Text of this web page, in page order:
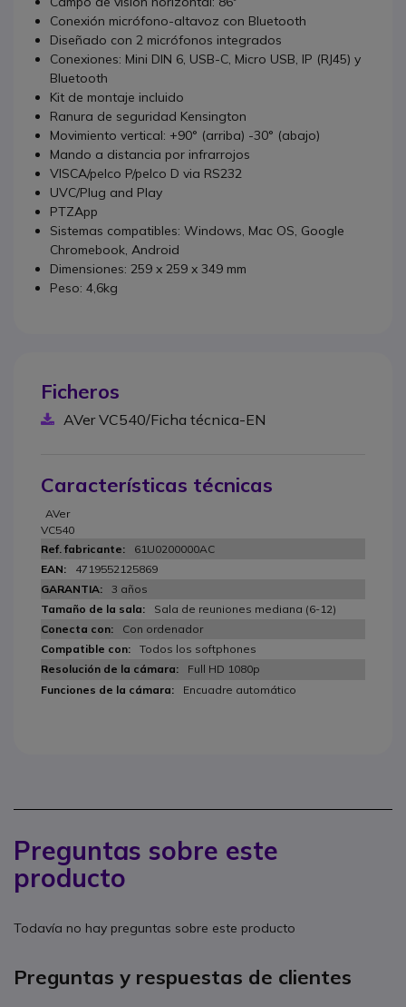
Conexión micrófono-altavoz con Bluetooth
Diseñado con 2 micrófonos integrados
Conexiones: Mini DIN 6, USB-C, Micro USB, IP (RJ45) y
Bluetooth
Kit de montaje incluido
Ranura de seguridad Kensington
Movimiento vertical: +90° (arriba) -30° (abajo)
Mando a distancia por infrarrojos
VISCA/pelco P/pelco D via RS232
UVC/Plug and Play
PTZApp
Sistemas compatibles: Windows, Mac OS, Google
Chromebook, Android
Dimensiones: 259 x 259 x 349 mm
Peso: 4,6kg
Ficheros
AVer VC540/Ficha técnica-EN
Características técnicas
AVer
VC540
61U0200000AC
4719552125869
3 años
Sala de reuniones mediana (6-12)
Con ordenador
Todos los softphones
Full HD 1080p
Encuadre automático
Preguntas sobre este
producto
Todavía no hay preguntas sobre este producto
Preguntas y respuestas de clientes